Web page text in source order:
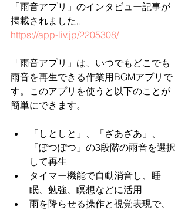
「雨音アプリ」のインタビュー記事が
掲載されました。
https://app-liv.jp/2205308/
「雨音アプリ」は、いつでもどこでも
雨音を再生できる作業用BGMアプリで
す。このアプリを使うと以下のことが
簡単にできます。
「しとしと」、「ざあざあ」、
「ぽつぽつ」の3段階の雨音を選択
して再生
タイマー機能で自動消音し、睡
眠、勉強、瞑想などに活用
雨を降らせる操作と視覚表現で、